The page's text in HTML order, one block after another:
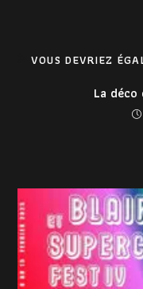
VOUS DEVRIEZ
La déco